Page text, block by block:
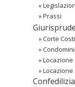
»
»Prassi
»Corte
»
»
»